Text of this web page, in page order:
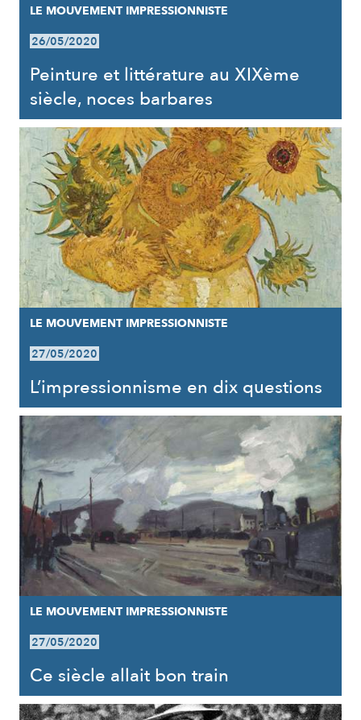
LE MOUVEMENT IMPRESSIONNISTE
26/05/2020
Peinture et littérature au XIXème
siècle, noces barbares
LE MOUVEMENT IMPRESSIONNISTE
27/05/2020
L’impressionnisme en dix questions
LE MOUVEMENT IMPRESSIONNISTE
27/05/2020
Ce siècle allait bon train